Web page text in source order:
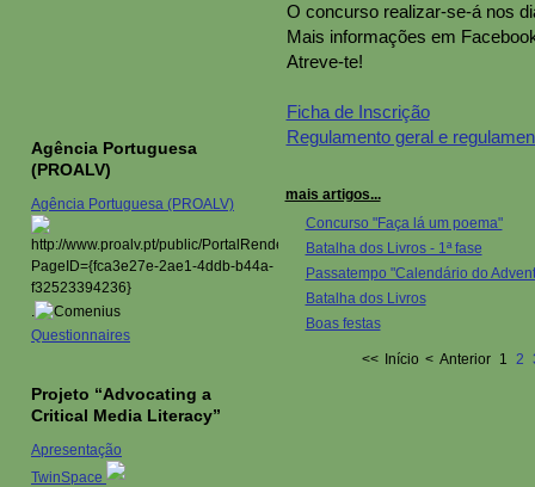
O concurso realizar-se-á nos
Mais informações em
Atreve-te!
Ficha de Inscrição
Regulamento geral e
mais artigos...
Concurso "Faça lá um poema"
Batalha dos Livros - 1ª fase
Passatempo "Calendário do
Batalha dos Livros
Boas festas
<< Início < Anterior 1 2
Agência Portuguesa
(PROALV)
Agência Portuguesa (PROALV)
.
Questionnaires
Projeto “Advocating a
Critical Media Literacy”
Apresentação
TwinSpace